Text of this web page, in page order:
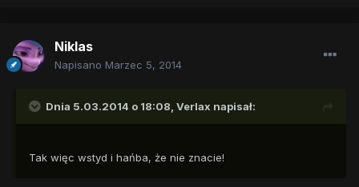
Niklas
Napisano Marzec 5, 2014
Dnia 5.03.2014 o 18:08, Verlax napisał:
Tak więc wstyd i hańba, że nie znacie!